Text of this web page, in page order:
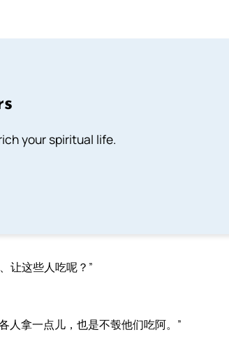
your spiritual life.
让这些人吃呢？”
人拿一点儿，也是不彀他们吃阿。”